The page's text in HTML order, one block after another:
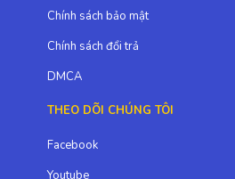
Chính sách bảo mật
Chính sách đổi trả
DMCA
THEO DÕI CHÚNG TÔI
Facebook
Youtube